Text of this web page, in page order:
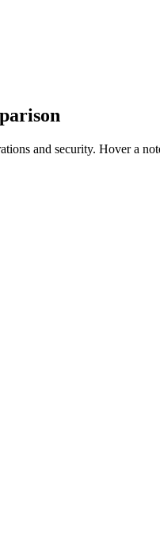
and security. Hover a